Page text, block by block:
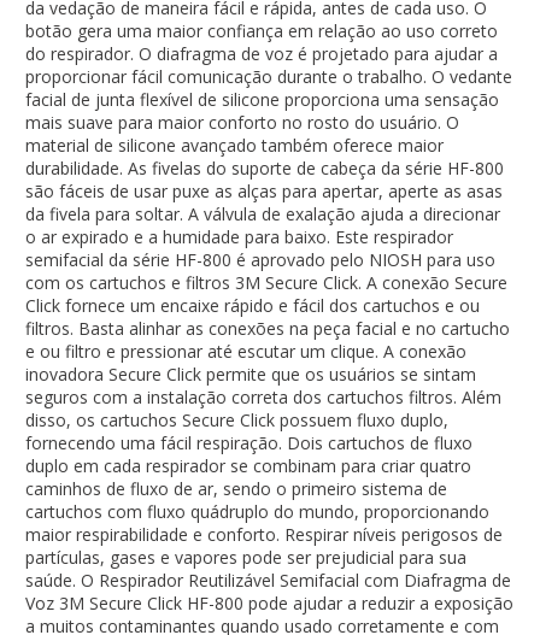
da vedação de maneira fácil e rápida, antes de cada uso. O
botão gera uma maior confiança em relação ao uso correto
do respirador. O diafragma de voz é projetado para ajudar a
proporcionar fácil comunicação durante o trabalho. O vedante
facial de junta flexível de silicone proporciona uma sensação
mais suave para maior conforto no rosto do usuário. O
material de silicone avançado também oferece maior
durabilidade. As fivelas do suporte de cabeça da série HF-800
são fáceis de usar puxe as alças para apertar, aperte as asas
da fivela para soltar. A válvula de exalação ajuda a direcionar
o ar expirado e a humidade para baixo. Este respirador
semifacial da série HF-800 é aprovado pelo NIOSH para uso
com os cartuchos e filtros 3M Secure Click. A conexão Secure
Click fornece um encaixe rápido e fácil dos cartuchos e ou
filtros. Basta alinhar as conexões na peça facial e no cartucho
e ou filtro e pressionar até escutar um clique. A conexão
inovadora Secure Click permite que os usuários se sintam
seguros com a instalação correta dos cartuchos filtros. Além
disso, os cartuchos Secure Click possuem fluxo duplo,
fornecendo uma fácil respiração. Dois cartuchos de fluxo
duplo em cada respirador se combinam para criar quatro
caminhos de fluxo de ar, sendo o primeiro sistema de
cartuchos com fluxo quádruplo do mundo, proporcionando
maior respirabilidade e conforto. Respirar níveis perigosos de
partículas, gases e vapores pode ser prejudicial para sua
saúde. O Respirador Reutilizável Semifacial com Diafragma de
Voz 3M Secure Click HF-800 pode ajudar a reduzir a exposição
a muitos contaminantes quando usado corretamente e com